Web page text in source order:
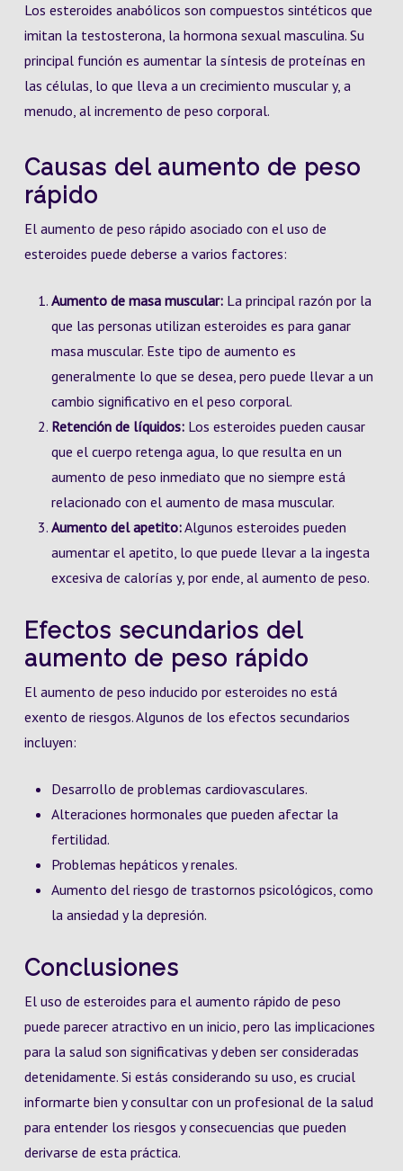
Los esteroides anabólicos son compuestos sintéticos que
imitan la testosterona, la hormona sexual masculina. Su
principal función es aumentar la síntesis de proteínas en
las células, lo que lleva a un crecimiento muscular y, a
menudo, al incremento de peso corporal.
Causas del aumento de peso
rápido
El aumento de peso rápido asociado con el uso de
esteroides puede deberse a varios factores:
Aumento de masa muscular:La principal razón por la
que las personas utilizan esteroides es para ganar
masa muscular. Este tipo de aumento es
generalmente lo que se desea, pero puede llevar a un
cambio significativo en el peso corporal.
Retención de líquidos:Los esteroides pueden causar
que el cuerpo retenga agua, lo que resulta en un
aumento de peso inmediato que no siempre está
relacionado con el aumento de masa muscular.
Aumento del apetito:Algunos esteroides pueden
aumentar el apetito, lo que puede llevar a la ingesta
excesiva de calorías y, por ende, al aumento de peso.
Efectos secundarios del
aumento de peso rápido
El aumento de peso inducido por esteroides no está
exento de riesgos. Algunos de los efectos secundarios
incluyen:
Desarrollo de problemas cardiovasculares.
Alteraciones hormonales que pueden afectar la
fertilidad.
Problemas hepáticos y renales.
Aumento del riesgo de trastornos psicológicos, como
la ansiedad y la depresión.
Conclusiones
El uso de esteroides para el aumento rápido de peso
puede parecer atractivo en un inicio, pero las implicaciones
para la salud son significativas y deben ser consideradas
detenidamente. Si estás considerando su uso, es crucial
informarte bien y consultar con un profesional de la salud
para entender los riesgos y consecuencias que pueden
derivarse de esta práctica.